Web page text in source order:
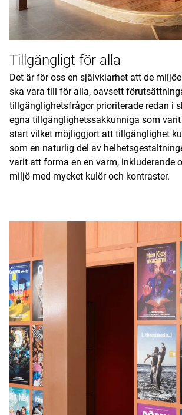
Tillgängligt för alla
Det är för oss en självklarhet att de
ska vara till för alla, oavsett
tillgänglighetsfrågor prioriterade redan i
egna tillgänglighetssakkunniga som
start vilket möjliggjort att tillgänglighet
som en naturlig del av
varit att forma en en varm, inkluderande
miljö med mycket kulör och kontraster.